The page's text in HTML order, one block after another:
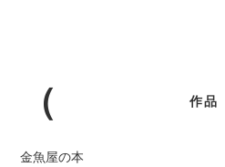
作品
金魚屋の本